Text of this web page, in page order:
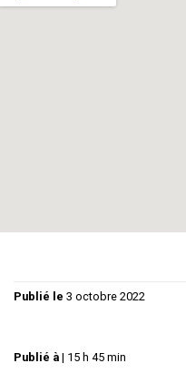
qui éprouvent l’un pour
Publié le 3 octobre 2022
Publié à | 15 h 45 min